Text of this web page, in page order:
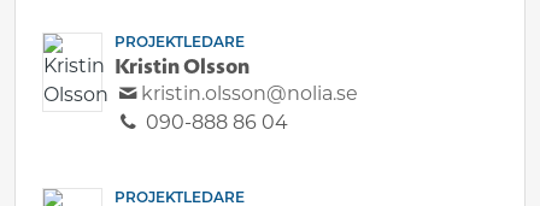
PROJEKTLEDARE
Kristin Olsson
kristin.olsson@nolia.se
090-888 86 04
PROJEKTLEDARE